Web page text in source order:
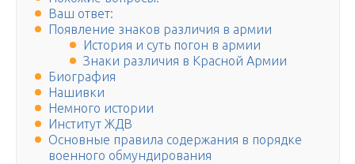
Ваш ответ:
Появление знаков различия в армии
История и суть погон в армии
Знаки различия в Красной Армии
Биография
Нашивки
Немного истории
Институт ЖДВ
Основные правила содержания в порядке
военного обмундирования